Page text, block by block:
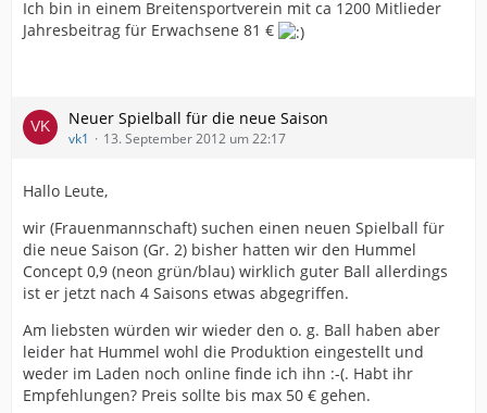
Ich bin in einem Breitensportverein mit ca 1200 Mitlieder
Jahresbeitrag für Erwachsene 81 €
Neuer Spielball für die neue Saison
vk1 13. September 2012 um 22:17
Hallo Leute,
wir (Frauenmannschaft) suchen einen neuen Spielball für
die neue Saison (Gr. 2) bisher hatten wir den Hummel
Concept 0,9 (neon grün/blau) wirklich guter Ball allerdings
ist er jetzt nach 4 Saisons etwas abgegriffen.
Am liebsten würden wir wieder den o. g. Ball haben aber
leider hat Hummel wohl die Produktion eingestellt und
weder im Laden noch online finde ich ihn :-(. Habt ihr
Empfehlungen? Preis sollte bis max 50 € gehen.